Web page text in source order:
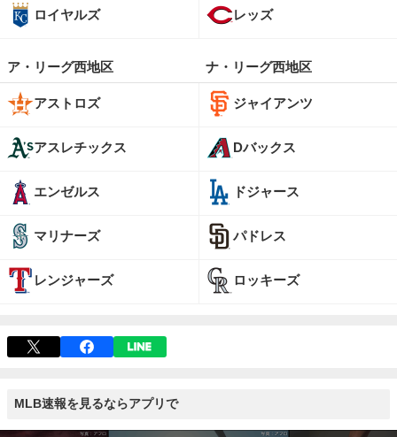
ロイヤルズ
ア・リーグ西地区
アストロズ
アスレチックス
エンゼルス
マリナーズ
レンジャーズ
レッズ
ナ・リーグ西地区
ジャイアンツ
Dバックス
ドジャース
パドレス
ロッキーズ
MLB速報を見るならアプリで